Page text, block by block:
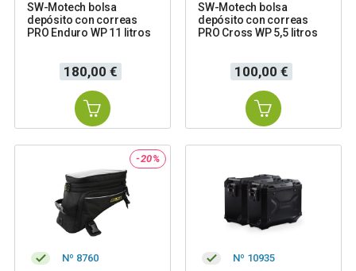
SW-Motech bolsa
depósito con correas
PRO Enduro WP 11 litros
Precio
180,00 €
SW-Motech bolsa
depósito con correas
PRO Cross WP 5,5 litros
Precio
100,00 €
-20%
Nº 8760 Nº 10935